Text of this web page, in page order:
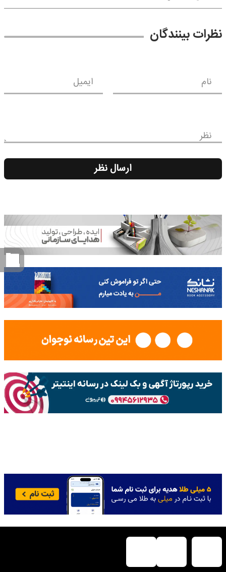
نظرات بینندگان
نام ایمیل
نظر
ارسال نظر